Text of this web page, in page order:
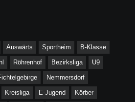
Auswärts Sportheim B-Klasse
Röhrenhof Bezirksliga U9
Nemmersdorf
Kreisliga E-Jugend Körber